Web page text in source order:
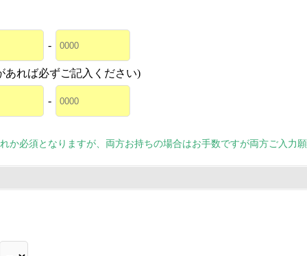
-
あれば必ずご記入ください)
-
か必須となりますが、両方お持ちの場合はお手数ですが両方ご入力